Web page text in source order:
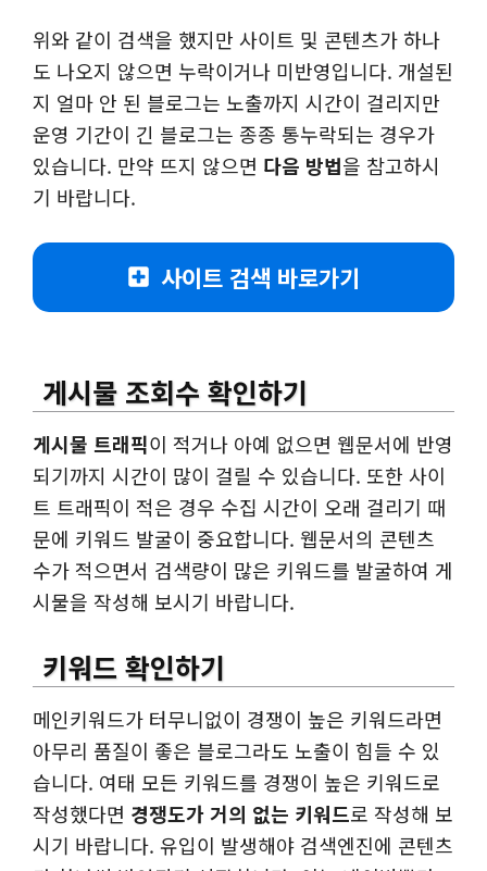
위와 같이 검색을 했지만 사이트 및 콘텐츠가 하나
도 나오지 않으면 누락이거나 미반영입니다. 개설된
지 얼마 안 된 블로그는 노출까지 시간이 걸리지만
운영 기간이 긴 블로그는 종종 통누락되는 경우가
있습니다. 만약 뜨지 않으면 다음 방법을 참고하시
기 바랍니다.
사이트 검색 바로가기
게시물 조회수 확인하기
게시물 트래픽이 적거나 아예 없으면 웹문서에 반영
되기까지 시간이 많이 걸릴 수 있습니다. 또한 사이
트 트래픽이 적은 경우 수집 시간이 오래 걸리기 때
문에 키워드 발굴이 중요합니다. 웹문서의 콘텐츠
수가 적으면서 검색량이 많은 키워드를 발굴하여 게
시물을 작성해 보시기 바랍니다.
키워드 확인하기
메인키워드가 터무니없이 경쟁이 높은 키워드라면
아무리 품질이 좋은 블로그라도 노출이 힘들 수 있
습니다. 여태 모든 키워드를 경쟁이 높은 키워드로
작성했다면 경쟁도가 거의 없는 키워드로 작성해 보
시기 바랍니다. 유입이 발생해야 검색엔진에 콘텐츠